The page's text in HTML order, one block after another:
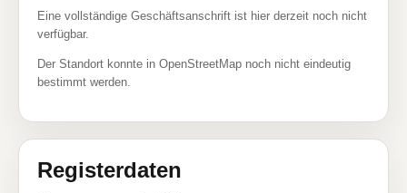
Eine vollständige Geschäftsanschrift ist hier derzeit noch nicht
verfügbar.
Der Standort konnte in OpenStreetMap noch nicht eindeutig
bestimmt werden.
Registerdaten